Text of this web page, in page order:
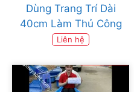
Dùng Trang Trí Dài
40cm Làm Thủ Công
Liên hệ